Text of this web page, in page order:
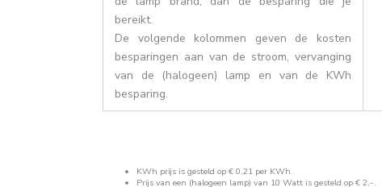
bereikt.
De volgende kolommen geven de kosten
besparingen aan van de stroom, vervanging
van de (halogeen) lamp en van de KWh
besparing.
KWh prijs is gesteld op € 0,21 per KWh.
Prijs van een (halogeen lamp) van 10 Watt is gesteld op € 2,-.